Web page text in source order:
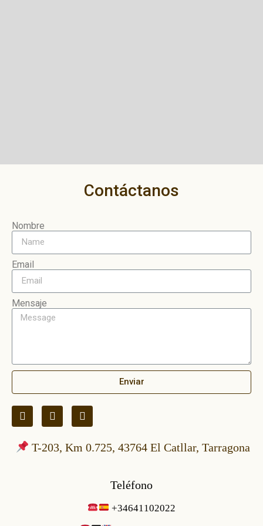
Contáctanos
Nombre
Email
Mensaje
Enviar
T-203, Km 0.725, 43764 El Catllar, Tarragona
Teléfono
+34641102022